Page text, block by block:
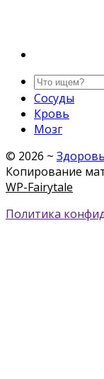
Сосуды
Кровь
Мозг
© 2026 ~
Копирование
WP-Fairytale
Политика